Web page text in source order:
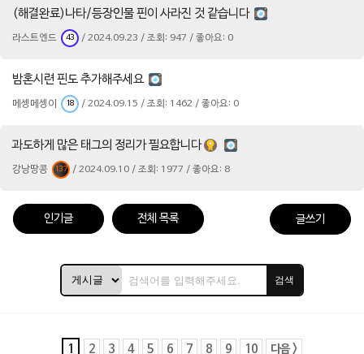
(해결완료)나타/등장인물 핀이 사라진 것 같습니다
라스트엔드 43 / 2024.09.23 / 조회: 947 / 좋아요: 0
밤혼시련 핀도 추가해주세요
메셍메셍이 18 / 2024.09.15 / 조회: 1462 / 좋아요: 0
과도하게 많은 태그의 정리가 필요합니다
강낭땅콩 137 / 2024.09.10 / 조회: 1977 / 좋아요: 8
인기글 전체 목록 글쓰기
검색
1 2 3 4 5 6 7 8 9 10 다음 >